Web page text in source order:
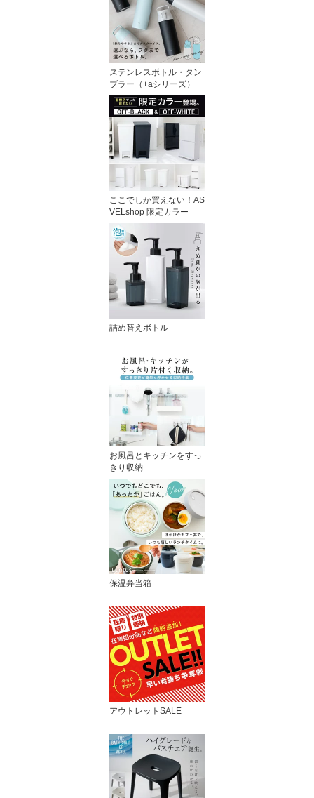
ステンレスボトル・タン
ブラー（+aシリーズ）
ここでしか買えない！AS
VELshop 限定カラー
詰め替えボトル
お風呂とキッチンをすっ
きり収納
保温弁当箱
アウトレットSALE